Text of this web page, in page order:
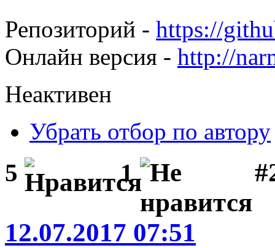
Репозиторий - https://
Онлайн версия - http://
Неактивен
Убрать отбор по автору
5 1
12.07.2017 07:51